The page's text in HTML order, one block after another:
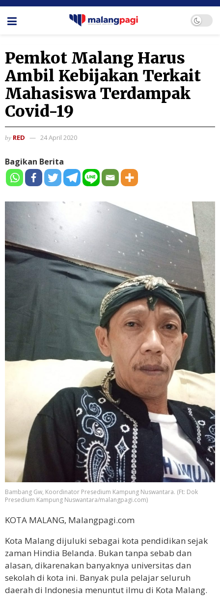
Pemkot Malang Harus
Ambil Kebijakan Terkait
Mahasiswa Terdampak
Covid-19
by RED 24 April 2020
Bagikan Berita
Bambang Gw, Koordinator Presedium Kampung Nuswantara. (Ft: Dok
Presedium Kampung Nuswantara/malangpagi.com)
KOTA MALANG, Malangpagi.com
Kota Malang dijuluki sebagai kota pendidikan sejak
zaman Hindia Belanda. Bukan tanpa sebab dan
alasan, dikarenakan banyaknya universitas dan
sekolah di kota ini. Banyak pula pelajar seluruh
daerah di Indonesia menuntut ilmu di Kota Malang.